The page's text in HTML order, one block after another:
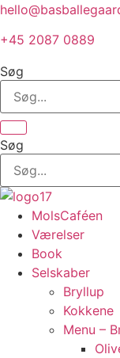
Videre
indhold
+45 2087 0889
Søg
Søg
MolsCaféen
Værelser
Book
Selskaber
Bryllup
Kokkene
Menu –